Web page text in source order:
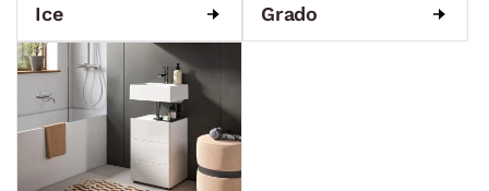
Ice Grado